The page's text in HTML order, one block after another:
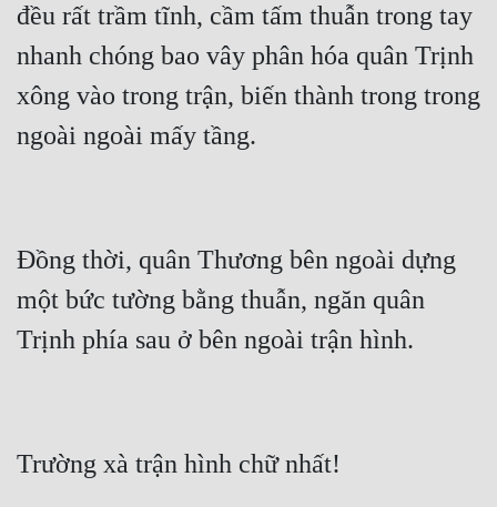
đều rất trầm tĩnh, cầm tấm thuẫn trong tay
nhanh chóng bao vây phân hóa quân Trịnh
xông vào trong trận, biến thành trong trong
Đồng thời, quân Thương bên ngoài dựng
một bức tường bằng thuẫn, ngăn quân